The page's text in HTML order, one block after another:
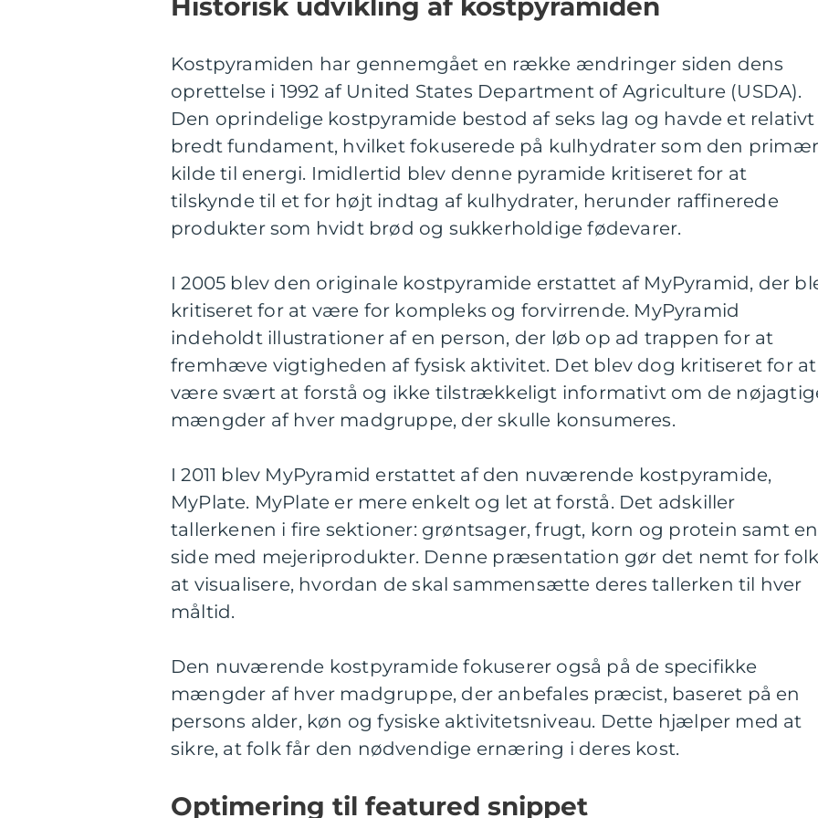
Historisk udvikling af kostpyramiden
Kostpyramiden har gennemgået en række ændringer siden dens
oprettelse i 1992 af United States Department of Agriculture (USDA).
Den oprindelige kostpyramide bestod af seks lag og havde et relativt
bredt fundament, hvilket fokuserede på kulhydrater som den
kilde til energi. Imidlertid blev denne pyramide kritiseret for at
tilskynde til et for højt indtag af kulhydrater, herunder raffinerede
produkter som hvidt brød og sukkerholdige fødevarer.
I 2005 blev den originale kostpyramide erstattet af MyPyramid, der
kritiseret for at være for kompleks og forvirrende. MyPyramid
indeholdt illustrationer af en person, der løb op ad trappen for at
fremhæve vigtigheden af fysisk aktivitet. Det blev dog kritiseret for at
være svært at forstå og ikke tilstrækkeligt informativt om de
mængder af hver madgruppe, der skulle konsumeres.
I 2011 blev MyPyramid erstattet af den nuværende kostpyramide,
MyPlate. MyPlate er mere enkelt og let at forstå. Det adskiller
tallerkenen i fire sektioner: grøntsager, frugt, korn og protein samt en
side med mejeriprodukter. Denne præsentation gør det nemt for folk
at visualisere, hvordan de skal sammensætte deres tallerken til hver
måltid.
Den nuværende kostpyramide fokuserer også på de specifikke
mængder af hver madgruppe, der anbefales præcist, baseret på en
persons alder, køn og fysiske aktivitetsniveau. Dette hjælper med at
sikre, at folk får den nødvendige ernæring i deres kost.
Optimering til featured snippet